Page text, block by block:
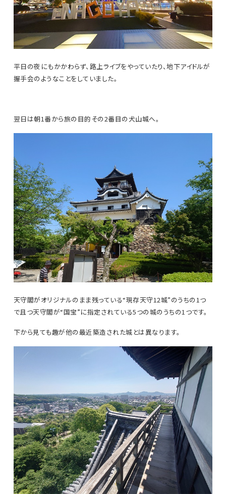
平日の夜にもかかわらず、路上ライブをやっていたり、地下アイドルが
握手会のようなことをしていました。
翌日は朝1番から旅の目的その2番目の犬山城へ。
天守閣がオリジナルのまま残っている“現存天守12城”のうちの1つ
で且つ天守閣が“国宝”に指定されている5つの城のうちの1つです。
下から見ても趣が他の最近築造された城とは異なります。